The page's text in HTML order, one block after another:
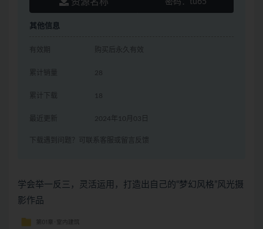
其他信息
有效期 购买后永久有效
累计销量 28
累计下载 18
最近更新 2024年10月03日
下载遇到问题？可联系客服或留言反馈
学会举一反三，灵活运用，打造出自己的“梦幻风格”风光摄
影作品